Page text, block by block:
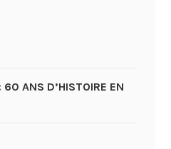
ANS D’HISTOIRE EN